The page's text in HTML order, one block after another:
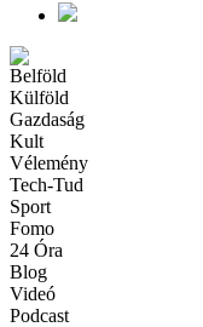
Belföld
Külföld
Gazdaság
Kult
Vélemény
Tech-Tud
Sport
Fomo
24 Óra
Blog
Videó
Podcast